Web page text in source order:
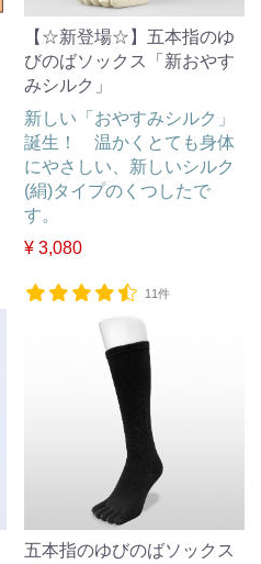
【☆新登場☆】五本指のゆ
びのばソックス「新おやす
みシルク」
新しい「おやすみシルク」
誕生！ 温かくとても身体
にやさしい、新しいシルク
(絹)タイプのくつしたで
す。
¥ 3,080
11件
五本指のゆびのばソックス